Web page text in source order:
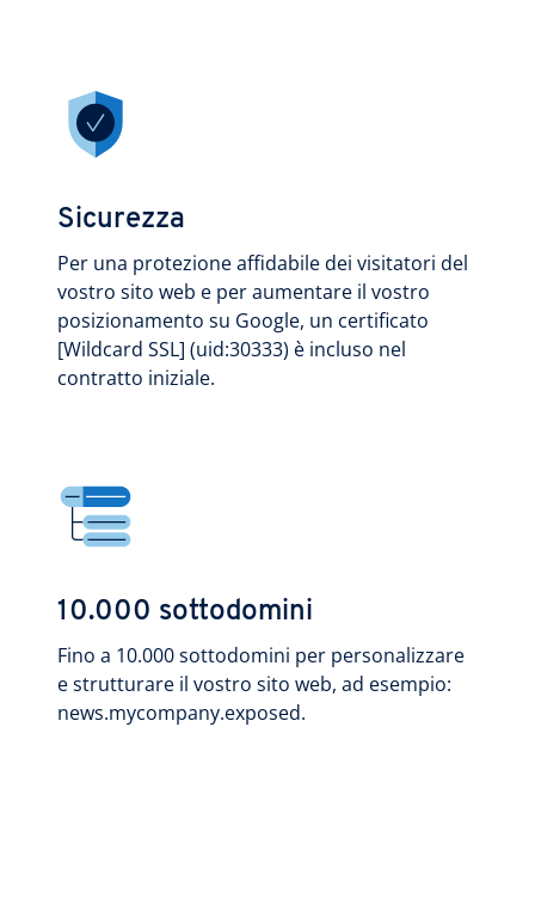
Sicurezza
Per una protezione affidabile dei visitatori del
vostro sito web e per aumentare il vostro
posizionamento su Google, un certificato
[Wildcard SSL] (uid:30333) è incluso nel
contratto iniziale.
10.000 sottodomini
Fino a 10.000 sottodomini per personalizzare
e strutturare il vostro sito web, ad esempio:
news.mycompany.exposed.